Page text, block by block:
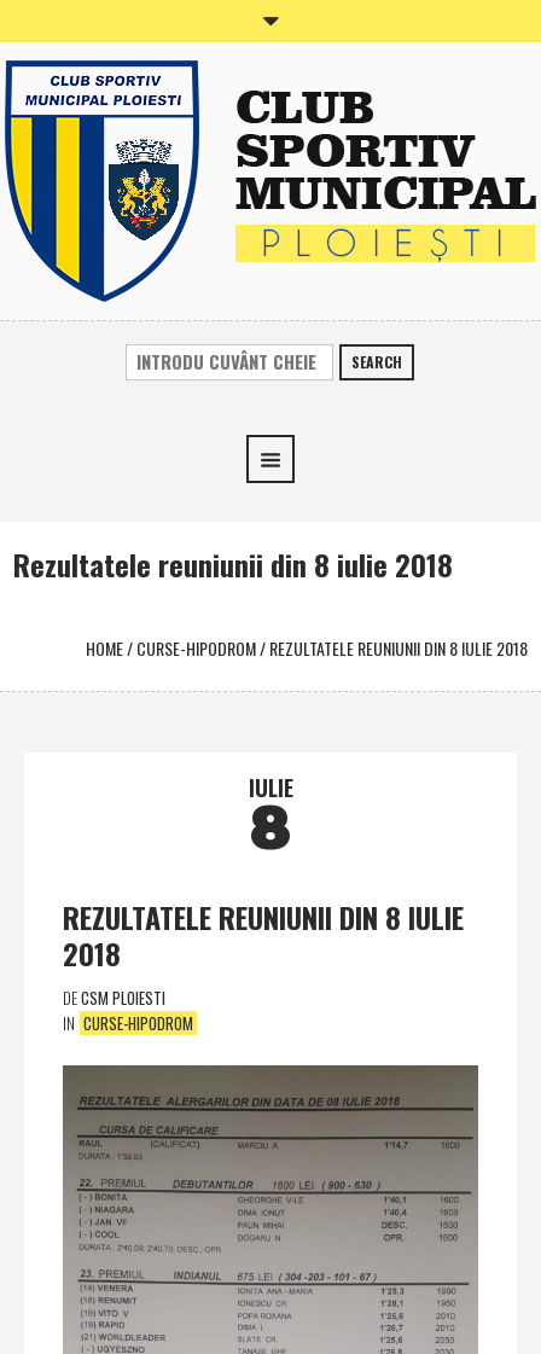
SEARCH
Rezultatele reuniunii din 8 iulie 2018
HOME/CURSE-HIPODROM/REZULTATELE REUNIUNII DIN 8 IULIE 2018
IULIE
8
REZULTATELE REUNIUNII DIN 8 IULIE
2018
DECSM PLOIESTI
IN CURSE-HIPODROM